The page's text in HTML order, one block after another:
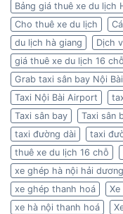
Bảng giá thuê xe du lịch
Cho thuê xe du lịch
du lịch hà giang
Dịch
giá thuê xe du lịch 16 chỗ
Grab taxi sân bay Nội Bài
Taxi Nội Bài Airport
Taxi sân bay
Taxi sân
taxi đường dài
taxi
thuê xe du lịch 16 chỗ
xe ghép hà nội hải dương
xe ghép thanh hoá
Xe
xe hà nội thanh hoá